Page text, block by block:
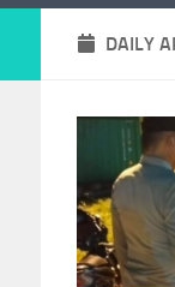
DAILY